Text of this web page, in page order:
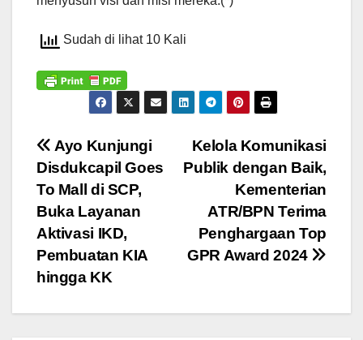
Sudah di lihat 10 Kali
Navigasi
pos
Kelola Komunikasi
Publik dengan Baik,
Kementerian
ATR/BPN Terima
Penghargaan Top
GPR Award 2024
Ayo Kunjungi
Disdukcapil Goes
To Mall di SCP,
Buka Layanan
Aktivasi IKD,
Pembuatan KIA
hingga KK